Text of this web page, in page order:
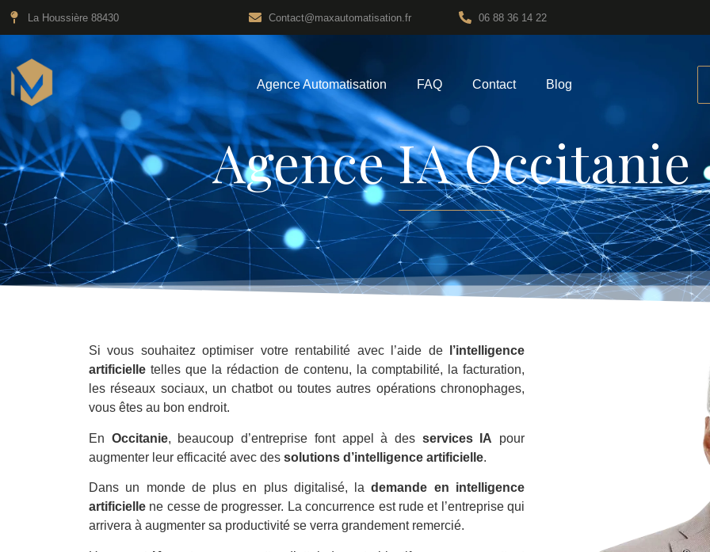
La Houssière 88430 Contact@maxautomatisation.fr 06 88 36 14 22
Agence Automatisation FAQ Contact Blog
Agence IA Occitanie | Intelligence Artificielle
Agence IA Occitanie
Si vous souhaitez optimiser votre rentabilité avec l’aide de
l’intelligence
artificielle telles que la rédaction de contenu, la comptabilité, la facturation,
les réseaux sociaux, un chatbot ou toutes autres opérations chronophages,
vous êtes au bon endroit.
En Occitanie, beaucoup d’entreprise font appel à des services IA pour
augmenter leur efficacité avec des solutions d’intelligence artificielle.
Dans un monde de plus en plus digitalisé, lademande en intelligence
artificielle ne cesse de progresser. La concurrence est rude et l’entreprise qui
arrivera à augmenter sa productivité se verra grandement remercié.